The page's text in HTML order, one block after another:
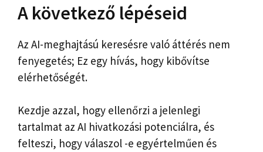
A következő lépéseid
Az AI-meghajtású keresésre való áttérés nem
fenyegetés; Ez egy hívás, hogy kibővítse
elérhetőségét.
Kezdje azzal, hogy ellenőrzi a jelenlegi
tartalmat az AI hivatkozási potenciálra, és
felteszi, hogy válaszol -e egyértelműen és